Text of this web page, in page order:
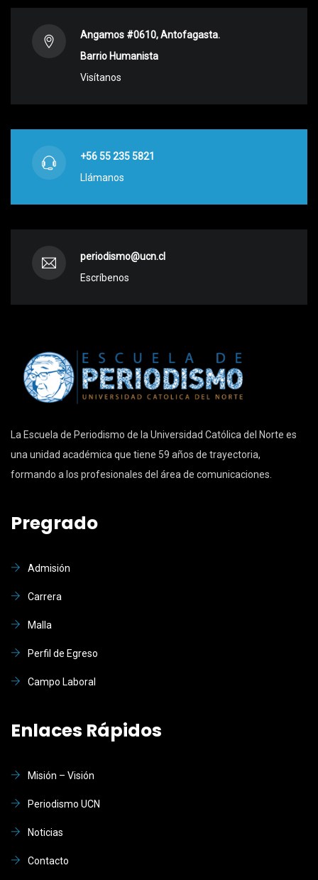
Angamos #0610, Antofagasta.
Barrio Humanista
Visítanos
+56 55 235 5821
Llámanos
periodismo@ucn.cl
Escríbenos
La Escuela de Periodismo de la Universidad Católica del Norte es
una unidad académica que tiene 59 años de trayectoria,
formando a los profesionales del área de comunicaciones.
Pregrado
Admisión
Carrera
Malla
Perfil de Egreso
Campo Laboral
Enlaces Rápidos
Misión – Visión
Periodismo UCN
Noticias
Contacto